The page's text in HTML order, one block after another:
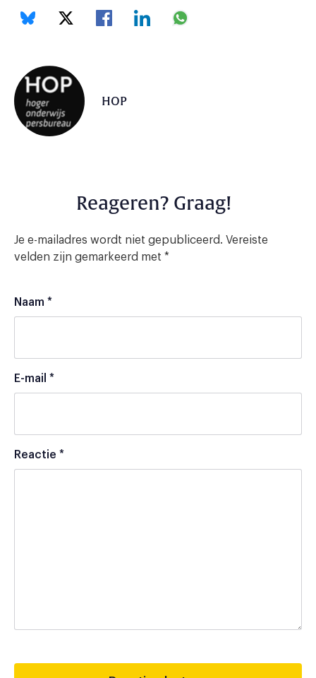
HOP
Reageren? Graag!
Je e-mailadres wordt niet gepubliceerd. Vereiste
velden zijn gemarkeerd met *
Naam *
E-mail *
Reactie *